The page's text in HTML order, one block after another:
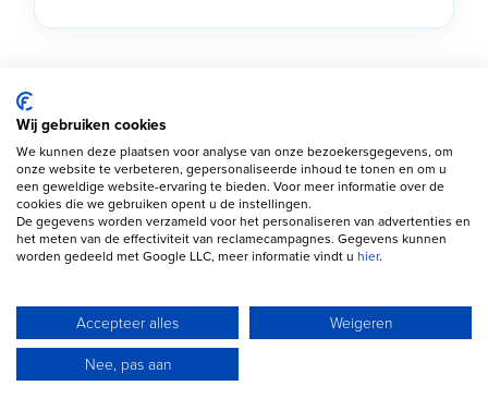
Welke Mercedes-Benz A-Klasse
past bij jou?
A180
beste balans tussen prijs, prestaties en
verbruik. Ideaal voor dagelijks gebruik.
Wij gebruiken cookies
We kunnen deze plaatsen voor analyse van onze bezoekersgegevens, om
onze website te verbeteren, gepersonaliseerde inhoud te tonen en om u
een geweldige website-ervaring te bieden. Voor meer informatie over de
cookies die we gebruiken opent u de instellingen.
De gegevens worden verzameld voor het personaliseren van advertenties en
het meten van de effectiviteit van reclamecampagnes. Gegevens kunnen
worden gedeeld met Google LLC, meer informatie vindt u hier.
Accepteer alles
Weigeren
Nee, pas aan